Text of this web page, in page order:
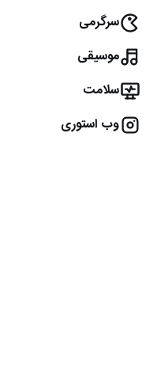
سرگرمی
موسیقی
سلامت
وب استوری